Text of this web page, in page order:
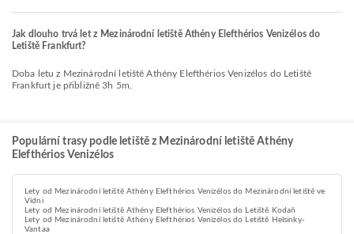
Jak dlouho trvá let z Mezinárodní letiště Athény Elefthérios Venizélos do
Letiště Frankfurt?
Doba letu z Mezinárodní letiště Athény Elefthérios Venizélos do Letiště
Frankfurt je přibližně 3h 5m.
Populární trasy podle letiště z Mezinárodní letiště Athény
Elefthérios Venizélos
Lety od Mezinárodní letiště Athény Elefthérios Venizélos do Mezinárodní letiště ve
Vídni
Lety od Mezinárodní letiště Athény Elefthérios Venizélos do Letiště Kodaň
Lety od Mezinárodní letiště Athény Elefthérios Venizélos do Letiště Helsinky-
Vantaa